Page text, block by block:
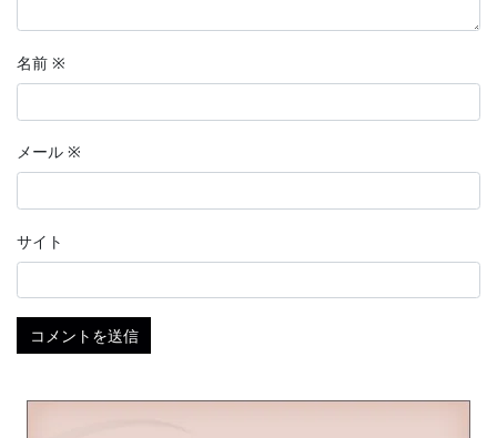
名前 ※
メール ※
サイト